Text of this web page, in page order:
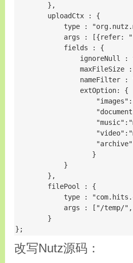
        },
        uploadCtx : {
type :
args : [{refer:
            fields : {
ignoreNull :
maxFileSize
nameFilter :
                extOption: {
                   }
            }
        },
        filePool : {
type :
args : ["/temp/",
        }
};
改写Nutz源码：